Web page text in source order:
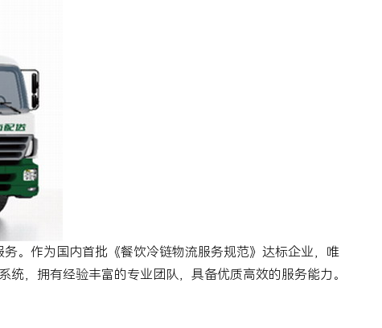
。作为国内首批《餐饮冷链物流服务规范》达标企业，唯
，拥有经验丰富的专业团队，具备优质高效的服务能力。